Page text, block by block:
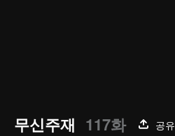
무신주재 117화
공유